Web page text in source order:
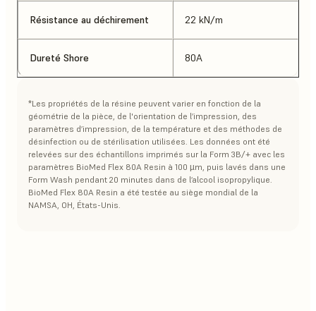
Résistance au déchirement 22 kN/m
Dureté Shore 80A
*Les propriétés de la résine peuvent varier en fonction de la
géométrie de la pièce, de l'orientation de l’impression, des
paramètres d’impression, de la température et des méthodes de
désinfection ou de stérilisation utilisées. Les données ont été
relevées sur des échantillons imprimés sur la Form 3B/+ avec les
paramètres BioMed Flex 80A Resin à 100 µm, puis lavés dans une
Form Wash pendant 20 minutes dans de l’alcool isopropylique.
BioMed Flex 80A Resin a été testée au siège mondial de la
NAMSA, OH, États-Unis.